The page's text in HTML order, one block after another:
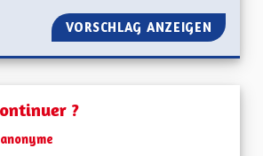
VORSCHLAG ANZEIGEN
?